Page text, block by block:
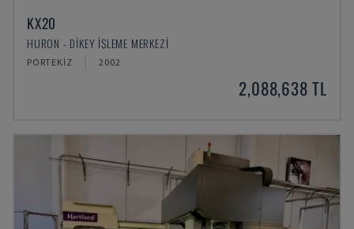
KX20
HURON - DIKEY İŞLEME MERKEZI
PORTEKIZ 2002
2,088,638 TL